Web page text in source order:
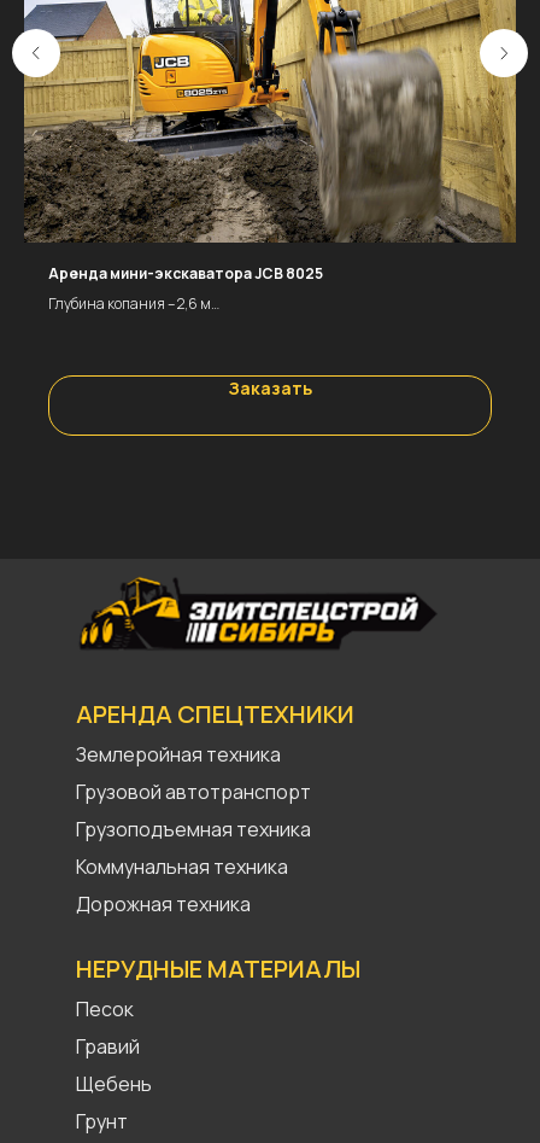
Аренда мини-экскаватора JCB 8025
Глубина копания – 2,6 м
За смену (8 ч.) – 17600 р.
За час – 2200 р.
Заказать
НЕРУДНЫЕ МАТЕРИАЛЫ
Грунт
Щебень
Гравий
Песок
АРЕНДА СПЕЦТЕХНИКИ
Дорожная техника
Коммунальная техника
Грузоподъемная техника
Грузовой автотранспорт
Землеройная техника